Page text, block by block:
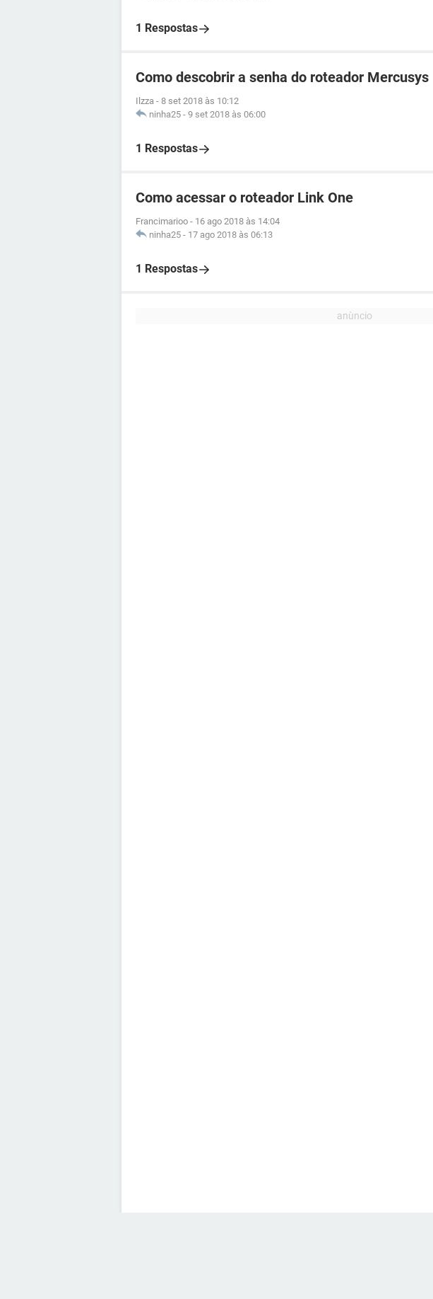
1 Respostas
Como descobrir a senha do roteador Mercusys
Ilzza - 8 set 2018 às 10:12
ninha25 - 9 set 2018 às 06:00
1 Respostas
Como acessar o roteador Link One
Francimarioo - 16 ago 2018 às 14:04
ninha25 - 17 ago 2018 às 06:13
1 Respostas